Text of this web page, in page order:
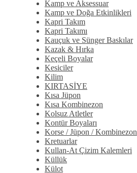
Kamp ve Aksessuar
Kamp ve Doğa Etkinlikleri
Kapri Takım
Kapri Takımı
Kauçuk ve Sünger Baskılar
Kazak & Hırka
Keçeli Boyalar
Kesiciler
Kilim
KIRTASİYE
Kısa Jüpon
Kısa Kombinezon
Kolsuz Atletler
Kontür Boyaları
Korse / Jüpon / Kombinezon
Kretuarlar
Kullan-At Çizim Kalemleri
Küllük
Külot